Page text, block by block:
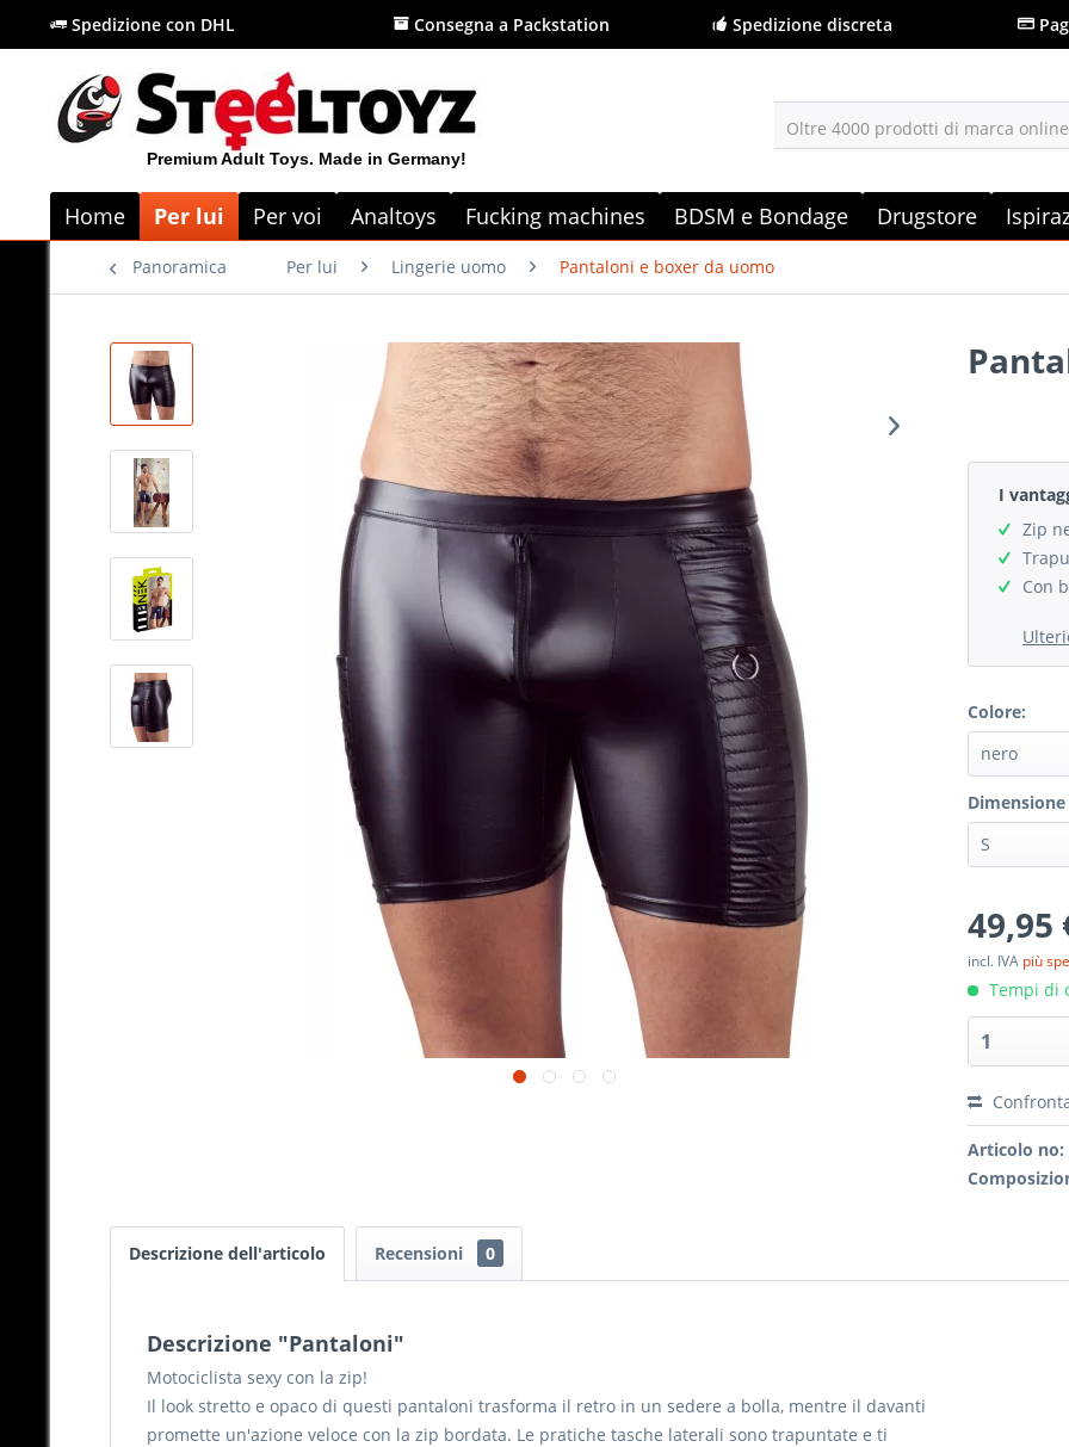
Spedizione con DHL Consegna a Packstation Spedizione discreta
Premium Adult Toys. Made in Germany!
Oltre 4000 prodotti di marca online
Home Per lui Per voi Analtoys Fucking machines BDSM e Bondage Drugstore
Panoramica Per lui Lingerie uomo Pantaloni e boxer da uomo
I
Zip
Con
Colore:
49,95
incl. IVA più
Tempi di
Articolo no:
Descrizione dell'articolo Recensioni 0
Descrizione "Pantaloni"
Motociclista sexy con la zip!
Il look stretto e opaco di questi pantaloni trasforma il retro in un sedere a bolla, mentre il davanti
promette un'azione veloce con la zip bordata. Le pratiche tasche laterali sono trapuntate e ti